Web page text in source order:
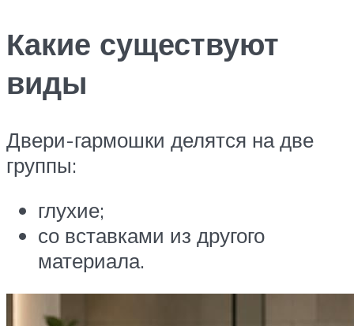
Какие существуют
виды
Двери-гармошки делятся на две
группы:
глухие;
со вставками из другого
материала.